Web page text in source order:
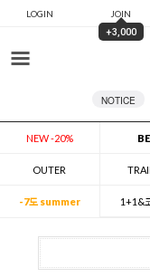
LOGIN JOIN
+3,000
NOTICE
NEW -20%
OUTER
-7도 summer 1+1&